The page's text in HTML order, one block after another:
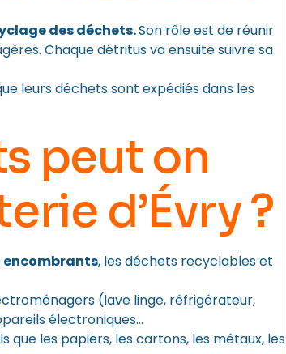
des déchets.Son rôle est de réunir
Chaque détritus va ensuite suivre sa
leurs déchets sont expédiés dans les
peut on
d’Évry ?
encombrants, les déchets recyclables et
(lave linge, réfrigérateur,
électroniques…
les papiers, les cartons, les métaux, les